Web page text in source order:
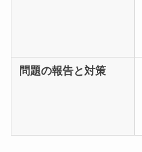
問題の報告と対策